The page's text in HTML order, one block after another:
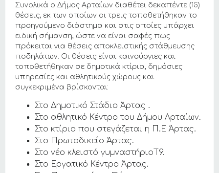
Συνολικά ο Δήμος Αρταίων διαθέτει δεκαπέντε (15)
θέσεις, εκ των οποίων οι τρεις τοποθετήθηκαν το
προηγούμενο διάστημα και στις οποίες υπάρχει
ειδική σήμανση, ώστε να είναι σαφές πως
πρόκειται για θέσεις αποκλειστικής στάθμευσης
ποδηλάτων. Οι θέσεις είναι καινούργιες και
τοποθετήθηκαν σε δημοτικά κτίρια, δημόσιες
υπηρεσίες και αθλητικούς χώρους και
συγκεκριμένα βρίσκονται:
Στο Δημοτικό Στάδιο Άρτας .
Στο αθλητικό Κέντρο του Δήμου Αρταίων.
Στο κτίριο που στεγάζεται η Π.Ε Άρτας.
Στο Πρωτοδικείο Άρτας.
Στο νέο κλειστό γυμναστήριοΤ9.
Στο Εργατικό Κέντρο Άρτας.